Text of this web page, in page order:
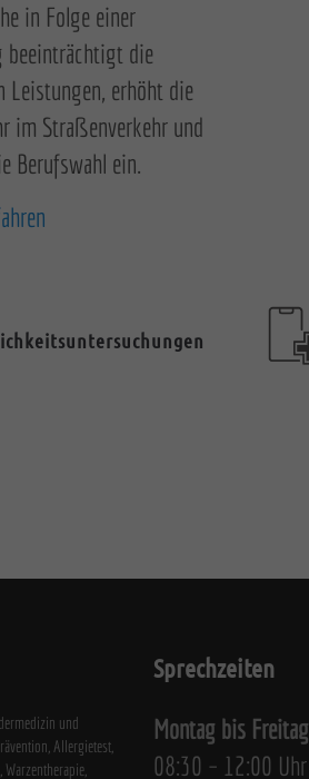
in Folge einer
beeinträchtigt die
Leistungen, erhöht die
im Straßenverkehr und
Berufswahl ein.
und
Allergietest,
Sprechzeiten
Montag bis Freitag
08:30 – 12:00 Uhr